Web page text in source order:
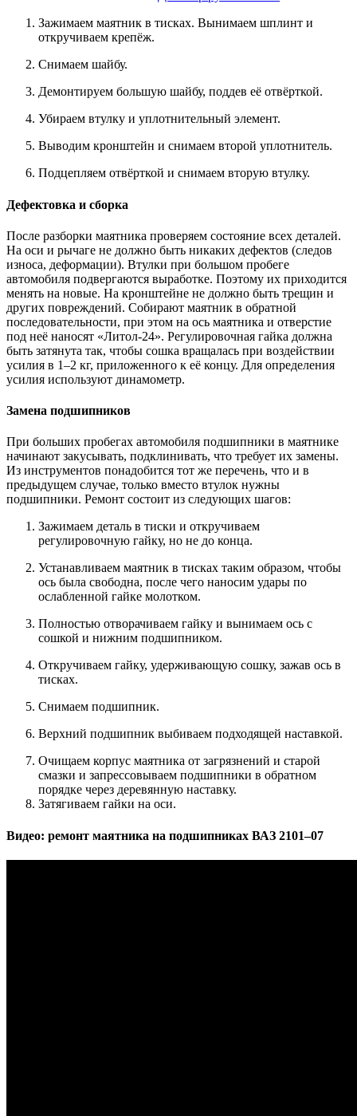
Зажимаем маятник в тисках. Вынимаем шплинт и
откручиваем крепёж.
Снимаем шайбу.
Демонтируем большую шайбу, поддев её отвёрткой.
Убираем втулку и уплотнительный элемент.
Выводим кронштейн и снимаем второй уплотнитель.
Подцепляем отвёрткой и снимаем вторую втулку.
Дефектовка и сборка
После разборки маятника проверяем состояние всех деталей.
На оси и рычаге не должно быть никаких дефектов (следов
износа, деформации). Втулки при большом пробеге
автомобиля подвергаются выработке. Поэтому их приходится
менять на новые. На кронштейне не должно быть трещин и
других повреждений. Собирают маятник в обратной
последовательности, при этом на ось маятника и отверстие
под неё наносят «Литол-24». Регулировочная гайка должна
быть затянута так, чтобы сошка вращалась при воздействии
усилия в 1–2 кг, приложенного к её концу. Для определения
усилия используют динамометр.
Замена подшипников
При больших пробегах автомобиля подшипники в маятнике
начинают закусывать, подклинивать, что требует их замены.
Из инструментов понадобится тот же перечень, что и в
предыдущем случае, только вместо втулок нужны
подшипники. Ремонт состоит из следующих шагов:
Зажимаем деталь в тиски и откручиваем
регулировочную гайку, но не до конца.
Устанавливаем маятник в тисках таким образом, чтобы
ось была свободна, после чего наносим удары по
ослабленной гайке молотком.
Полностью отворачиваем гайку и вынимаем ось с
сошкой и нижним подшипником.
Откручиваем гайку, удерживающую сошку, зажав ось в
тисках.
Снимаем подшипник.
Верхний подшипник выбиваем подходящей наставкой.
Очищаем корпус маятника от загрязнений и старой
смазки и запрессовываем подшипники в обратном
порядке через деревянную наставку.
Затягиваем гайки на оси.
Видео: ремонт маятника на подшипниках ВАЗ 2101–07